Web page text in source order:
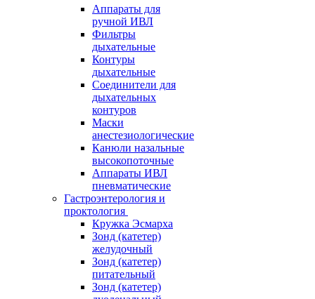
Аппараты для
ручной ИВЛ
Фильтры
дыхательные
Контуры
дыхательные
Соединители для
дыхательных
контуров
Маски
анестезиологические
Канюли назальные
высокопоточные
Аппараты ИВЛ
пневматические
Гастроэнтерология и
проктология
Кружка Эсмарха
Зонд (катетер)
желудочный
Зонд (катетер)
питательный
Зонд (катетер)